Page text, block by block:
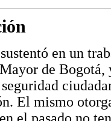
en un
de Bogotá,
El mismo
el pasado no